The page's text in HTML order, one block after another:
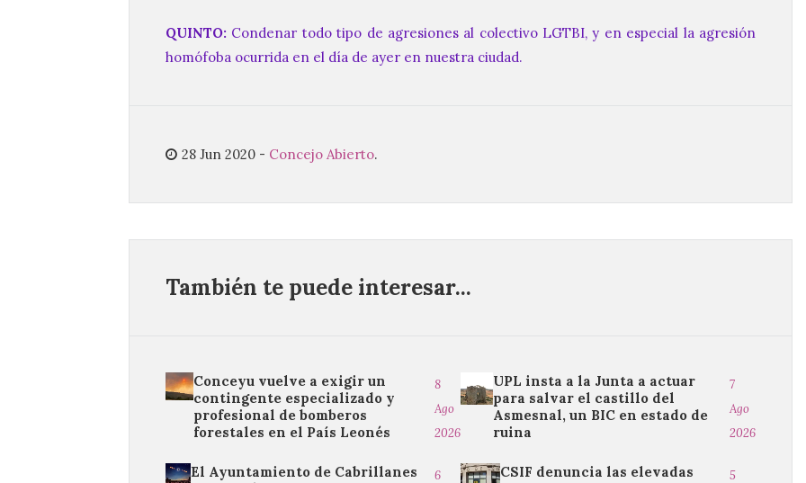
QUINTO: Condenar todo tipo de agresiones al colectivo LGTBI, y en especial la agresión
homófoba ocurrida en el día de ayer en nuestra ciudad.
28 Jun 2020 - Concejo Abierto.
También te puede interesar...
Conceyu vuelve a exigir un
contingente especializado y
profesional de bomberos
forestales en el País Leonés
8
Ago
2026
UPL insta a la Junta a actuar
para salvar el castillo del
Asmesnal, un BIC en estado de
ruina
7
Ago
2026
El Ayuntamiento de Cabrillanes
6
CSIF denuncia las elevadas
5